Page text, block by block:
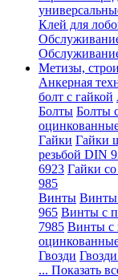
Клей для
Метизы,
Анкерная
болт с гайкой
Болты Болты
Гайки Гайки
резьбой DIN
6923 Гайки
985
Винты Винты
965 Винты с
7985 Винты с
Гвозди
... Показать